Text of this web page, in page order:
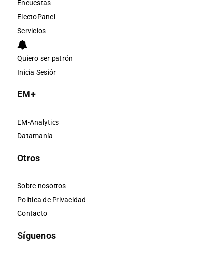
Encuestas
ElectoPanel
Servicios
Quiero ser patrón
Inicia Sesión
EM+
EM-Analytics
Datamanía
Otros
Sobre nosotros
Política de Privacidad
Contacto
Síguenos